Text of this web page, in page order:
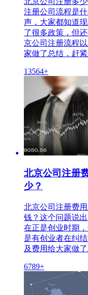
注册公司流程是
声，大家都知道
了很多政策，但
京公司注册流程
家做了总结，赶紧
13564+
北京公司注册
少？
北京公司注册费
钱？这个问题说
在正是创业时期
是有创业者在纠
及费用给大家做了
6789+